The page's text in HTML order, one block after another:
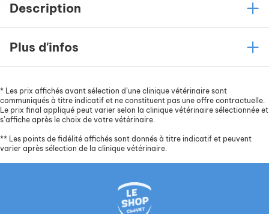
Description
Plus d'infos
* Les prix affichés avant sélection d’une clinique vétérinaire sont
communiqués à titre indicatif et ne constituent pas une offre contractuelle.
Le prix final appliqué peut varier selon la clinique vétérinaire sélectionnée et
s’affiche après le choix de votre vétérinaire.
** Les points de fidélité affichés sont donnés à titre indicatif et peuvent
varier après sélection de la clinique vétérinaire.